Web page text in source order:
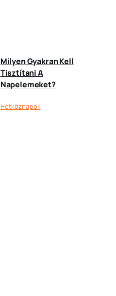
Milyen Gyakran Kell
Tisztítani A
Napelemeket?
Hétköznapok